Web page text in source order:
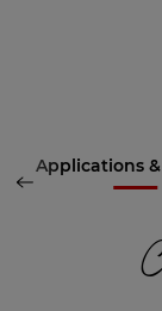
Applications